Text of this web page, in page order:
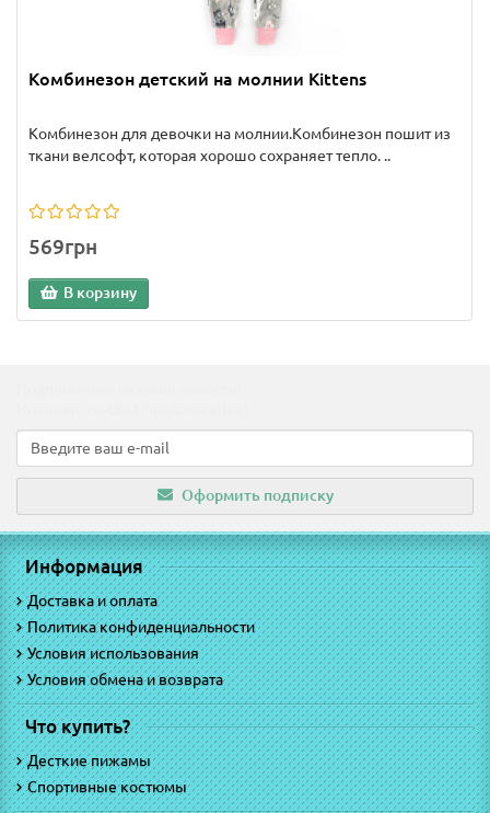
Комбинезон детский на молнии Kittens
Комбинезон для девочки на молнии.Комбинезон пошит из
ткани велсофт, которая хорошо сохраняет тепло. ..
569грн
В корзину
Оформить подписку
Информация
Доставка и оплата
Политика конфиденциальности
Условия использования
Условия обмена и возврата
Что купить?
Десткие пижамы
Спортивные костюмы